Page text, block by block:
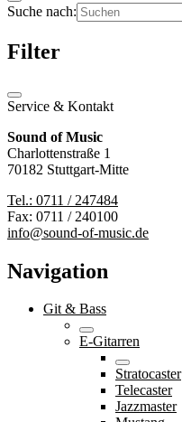
Suche nach:
Filter
Service & Kontakt
Sound of Music
Charlottenstraße 1
70182 Stuttgart-Mitte
Tel.: 0711 / 247484
Fax: 0711 / 240100
info@sound-of-music.de
Navigation
Git & Bass
E-Gitarren
Stratocaster
Telecaster
Jazzmaster